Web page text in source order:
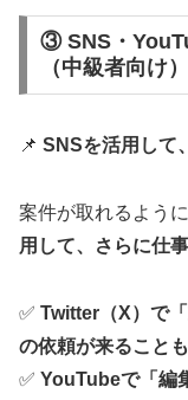
③ SNS・
（中級者向け）
📌 SNSを活用して
案件が取れるよう
用して、さらに仕
✅ Twitter（X）で
の依頼が来ることも
✅ YouTubeで「編